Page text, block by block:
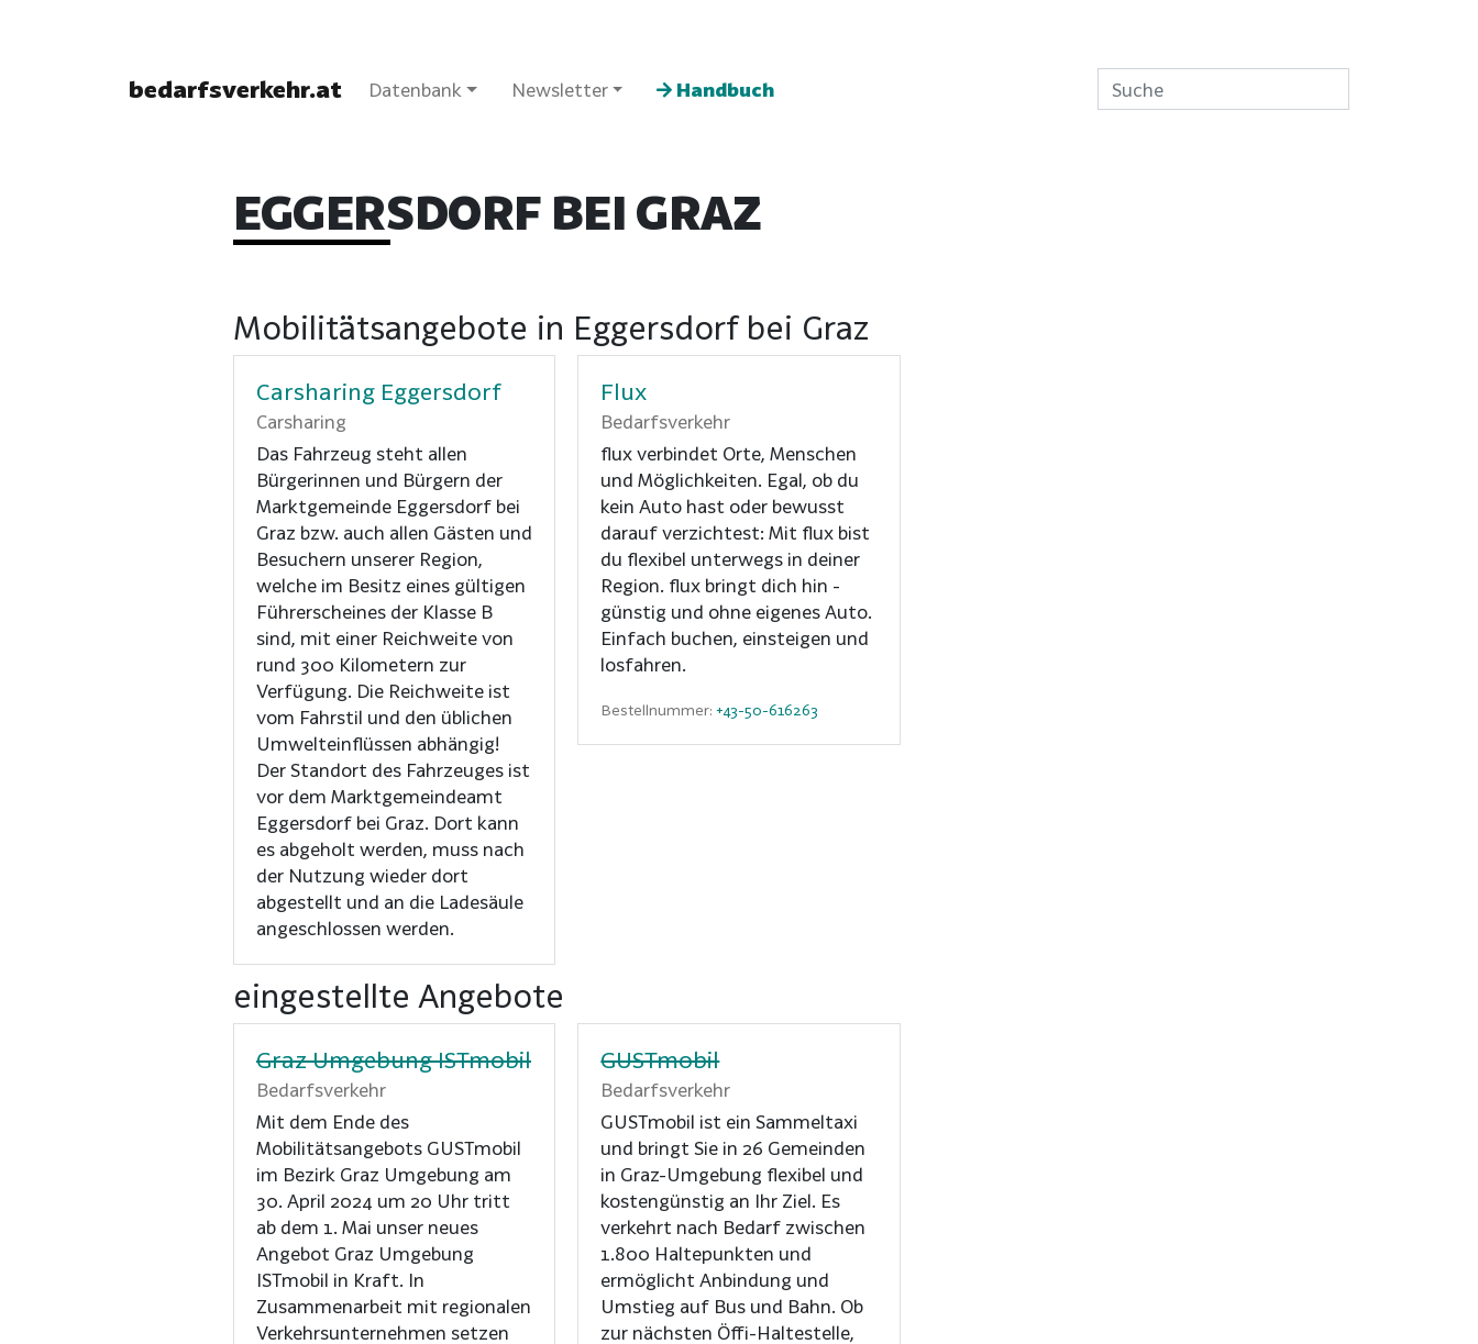
bedarfsverkehr.at Datenbank Newsletter Handbuch
EGGERSDORF BEI GRAZ
Mobilitätsangebote in Eggersdorf bei Graz
Carsharing Eggersdorf
Carsharing
Das Fahrzeug steht allen
Bürgerinnen und Bürgern der
Marktgemeinde Eggersdorf bei
Graz bzw. auch allen Gästen und
Besuchern unserer Region,
welche im Besitz eines gültigen
Führerscheines der Klasse B
sind, mit einer Reichweite von
rund 300 Kilometern zur
Verfügung. Die Reichweite ist
vom Fahrstil und den üblichen
Umwelteinflüssen abhängig!
Der Standort des Fahrzeuges ist
vor dem Marktgemeindeamt
Eggersdorf bei Graz. Dort kann
es abgeholt werden, muss nach
der Nutzung wieder dort
abgestellt und an die Ladesäule
angeschlossen werden.
Flux
Bedarfsverkehr
flux verbindet Orte, Menschen
und Möglichkeiten. Egal, ob du
kein Auto hast oder bewusst
darauf verzichtest: Mit flux bist
du flexibel unterwegs in deiner
Region. flux bringt dich hin -
günstig und ohne eigenes Auto.
Einfach buchen, einsteigen und
losfahren.
Bestellnummer:+43-50-616263
eingestellte Angebote
Graz Umgebung ISTmobil
Bedarfsverkehr
Mit dem Ende des
Mobilitätsangebots GUSTmobil
im Bezirk Graz Umgebung am
30. April 2024 um 20 Uhr tritt
ab dem 1. Mai unser neues
Angebot Graz Umgebung
ISTmobil in Kraft. In
Zusammenarbeit mit regionalen
Verkehrsunternehmen setzen
GUSTmobil
Bedarfsverkehr
GUSTmobil ist ein Sammeltaxi
und bringt Sie in 26 Gemeinden
in Graz-Umgebung flexibel und
kostengünstig an Ihr Ziel. Es
verkehrt nach Bedarf zwischen
1.800 Haltepunkten und
ermöglicht Anbindung und
Umstieg auf Bus und Bahn. Ob
zur nächsten Öffi-Haltestelle,